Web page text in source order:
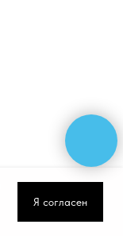
Я согласен